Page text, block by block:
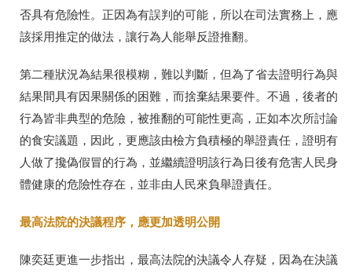
否具有危險性。正因為有誤判的可能，所以在司法實務上，應
該採用推定的做法，讓行為人能舉反證推翻。
第二種狀況為結果很模糊，難以判斷，但為了省去證明行為與
結果間具有因果關係的困難，而捨棄結果要件。不過，後者的
行為皆非典型的危險，被推翻的可能性更高，正如本次所討論
的食安議題，因此，更應該由檢方負積極的舉證責任，證明有
人做了攙偽假冒的行為，並繼續證明該行為日後有危害人民身
體健康的危險性存在，並非由人民來負舉證責任。
最高法院的決議程序，應更加透明公開
陳奕廷更進一步指出，最高法院的決議令人存疑，因為在決議